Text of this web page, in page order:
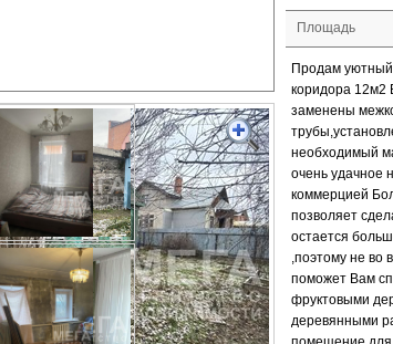
Площадь
Продам
коридора 12м2
заменены
необходимый
очень удачное
коммерцией
позволяет
остается
,поэтому не во
поможет Вам
фруктовыми
деревянными